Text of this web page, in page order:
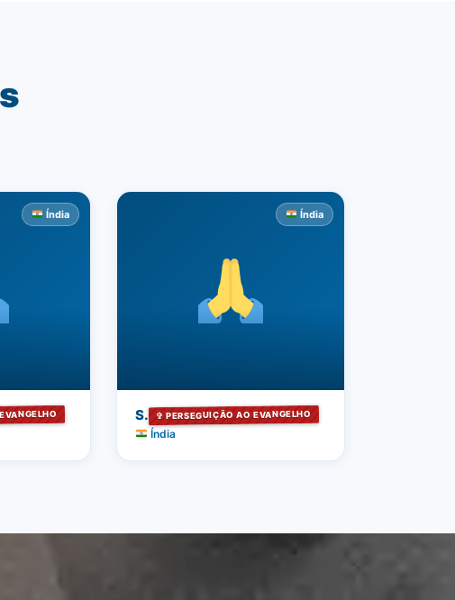
Índia Índia
S. ✞ PERSEGUIÇÃO AO EVANGELHO
Índia